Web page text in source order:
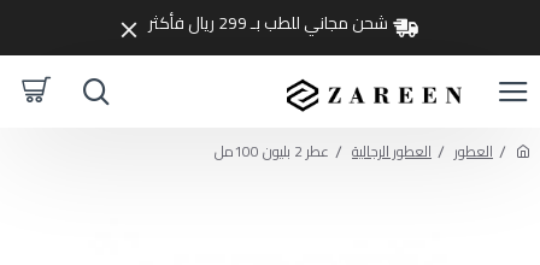
شحن مجاني للطب بـ 299 ريال فأكثر
العطور العطور الرجالية عطر 2 بليون 100مل